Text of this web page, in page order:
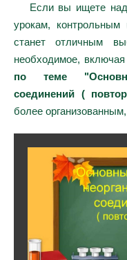
Если вы ищете
урокам,
станет отличным
необходимое, включая
по теме
соединений (
более